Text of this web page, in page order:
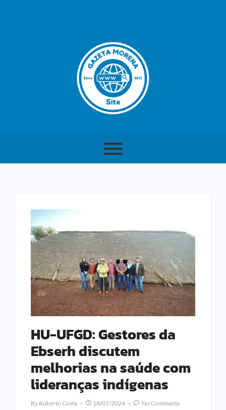
HU-UFGD: Gestores da
Ebserh discutem
melhorias na saúde com
lideranças indígenas
By Roberto Costa 18/07/2024 No Comments